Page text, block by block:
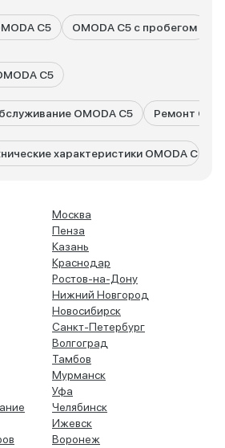
C5 OMODA C5 с пробегом
C5
OMODA C5 Ремонт
характеристики OMODA C7
Москва
Пенза
Казань
Краснодар
Ростов-на-Дону
Нижний Новгород
Новосибирск
Санкт-Петербург
Волгоград
Тамбов
Мурманск
Уфа
Челябинск
Ижевск
Воронеж